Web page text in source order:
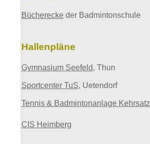
Bücherecke der Badmintonschule
Hallenpläne
Gymnasium Seefeld, Thun
Sportcenter TuS, Uetendorf
Tennis & Badmintonanlage Kehrsatz
CIS Heimberg